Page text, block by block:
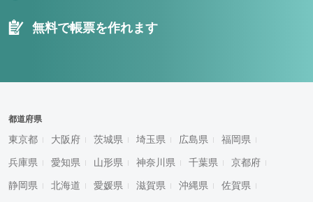
無料で帳票を作れます
都道府県
東京都 大阪府 茨城県 埼玉県 広島県 福岡県
兵庫県 愛知県 山形県 神奈川県 千葉県 京都府
静岡県 北海道 愛媛県 滋賀県 沖縄県 佐賀県